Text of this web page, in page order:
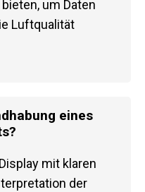
um Daten
Luftqualität
eines
mit klaren
der